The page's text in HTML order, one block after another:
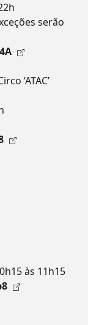
serão
‘ATAC’
às 11h15